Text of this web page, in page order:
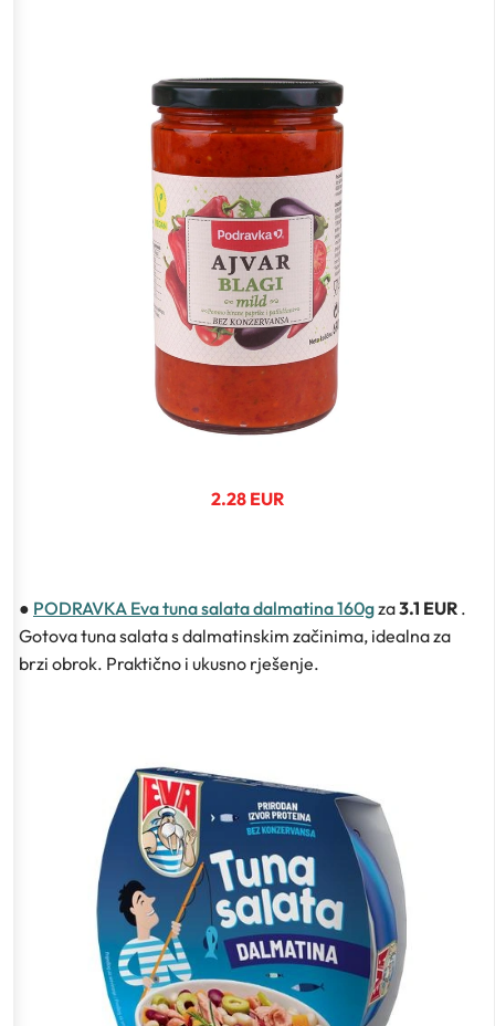
2.28 EUR
● PODRAVKA Eva tuna salata dalmatina 160gza3.1 EUR .
Gotova tuna salata s dalmatinskim začinima, idealna za
brzi obrok. Praktično i ukusno rješenje.